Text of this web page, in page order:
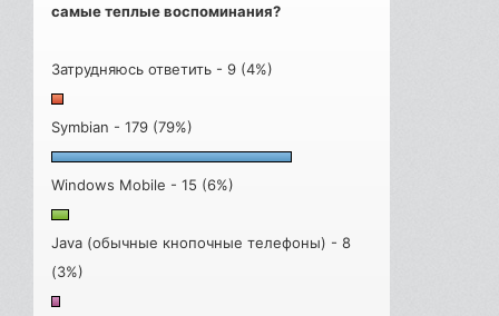
самые теплые воспоминания?
Затрудняюсь ответить - 9 (4%)
Symbian - 179 (79%)
Windows Mobile - 15 (6%)
Java (обычные кнопочные телефоны) - 8
(3%)